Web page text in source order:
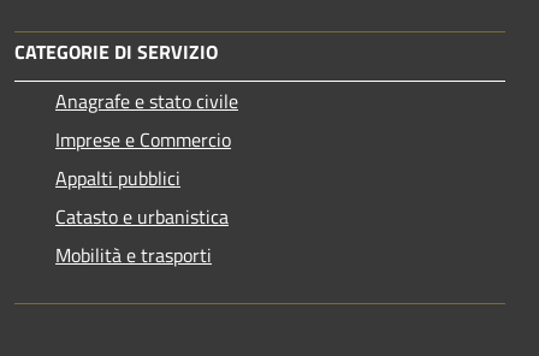
CATEGORIE DI SERVIZIO
Anagrafe e stato civile
Imprese e Commercio
Appalti pubblici
Catasto e urbanistica
Mobilità e trasporti